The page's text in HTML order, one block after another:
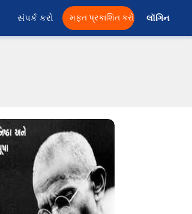
સંપર્ક કરો મફત પ્રકાશિત કરો લૉગિન